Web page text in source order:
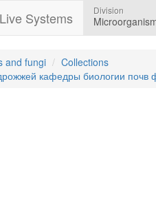
Systems Division
and fungi
Collections
кафедры биологии почв